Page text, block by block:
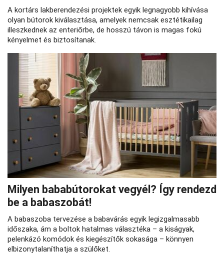
A kortárs lakberendezési projektek egyik legnagyobb kihívása
olyan bútorok kiválasztása, amelyek nemcsak esztétikailag
illeszkednek az enteriőrbe, de hosszú távon is magas fokú
kényelmet és biztosítanak.
Milyen bababútorokat vegyél? Így rendezd
be a babaszobát!
A babaszoba tervezése a babavárás egyik legizgalmasabb
időszaka, ám a boltok hatalmas választéka – a kiságyak,
pelenkázó komódok és kiegészítők sokasága – könnyen
elbizonytalaníthatja a szülőket.